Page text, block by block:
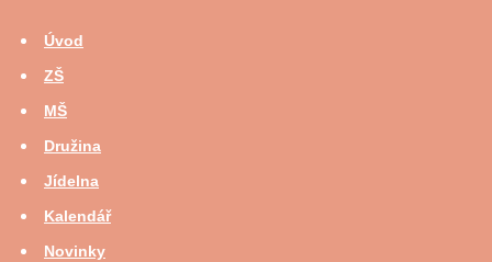
Úvod
ZŠ
MŠ
Družina
Jídelna
Kalendář
Novinky